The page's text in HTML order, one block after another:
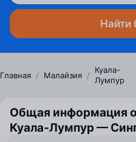
Найти
Главная / Малайзия /
Куала-
Лумпур
Общая информация
Куала‑Лумпур —